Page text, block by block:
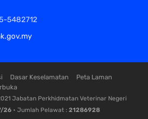
5482712
Dasar Keselamatan
Peta Laman
Jabatan Perkhidmatan Veterinar Negeri
26 • Jumlah Pelawat : 21286928